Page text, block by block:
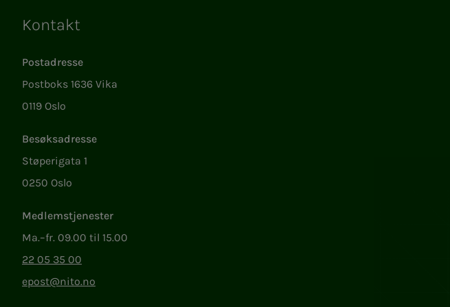
Kontakt
Postadresse
Postboks 1636 Vika
0119 Oslo
Besøksadresse
Støperigata 1
0250 Oslo
Medlemstjenester
Ma.–fr. 09.00 til 15.00
22 05 35 00
epost@nito.no